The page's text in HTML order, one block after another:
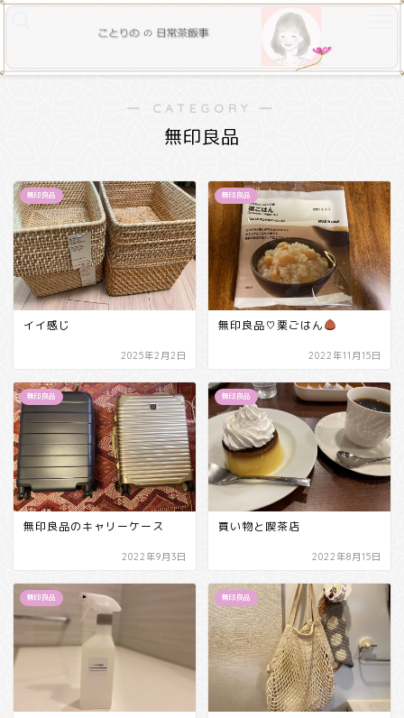
― CATEGORY ―
無印良品
無印良品
イイ感じ
2025年2月2日
無印良品
無印良品♡栗ごはん
2022年11月15日
無印良品
無印良品のキャリーケース
2022年9月3日
無印良品
買い物と喫茶店
2022年8月15日
無印良品 無印良品